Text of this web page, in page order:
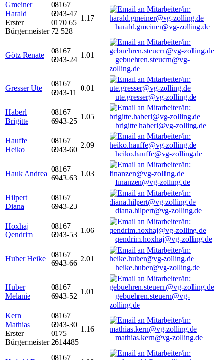
Gmeiner
Harald
Erster
Bürgermeister
08167
6943-47
0170 65
72 528
1.17
harald.gmeiner@vg-zolling.de
Götz Renate
08167
6943-24
1.01
gebuehren.steuern@vg-
zolling.de
Gresser Ute
08167
6943-11
0.01
ute.gresser@vg-zolling.de
Haberl
Brigitte
08167
6943-25
1.05
brigitte.haberl@vg-zolling.de
Hauffe
Heiko
08167
6943-60
2.09
heiko.hauffe@vg-zolling.de
Hauk Andrea
08167
6943-63
1.03
finanzen@vg-zolling.de
Hilpert
Diana
08167
6943-23
diana.hilpert@vg-zolling.de
Hoxhaj
Qendrim
08167
6943-53
1.06
qendrim.hoxhaj@vg-zolling.de
Huber Heike
08167
6943-66
2.01
heike.huber@vg-zolling.de
Huber
Melanie
08167
6943-52
1.01
gebuehren.steuern@vg-
zolling.de
Kern
Mathias
Erster
Bürgermeister
08167
6943-30
0175
2614485
1.16
mathias.kern@vg-zolling.de
08167